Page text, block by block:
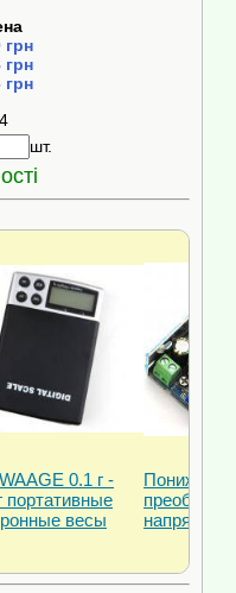
грн
грн
грн
шт.
0.1 г -
портативные
весы